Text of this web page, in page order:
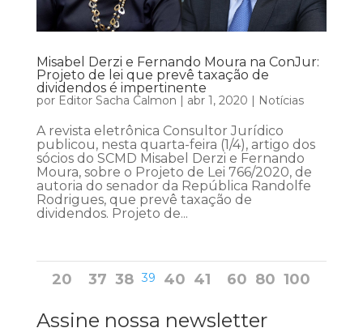
Misabel Derzi e Fernando Moura na ConJur:
Projeto de lei que prevê taxação de
dividendos é impertinente
por Editor Sacha Calmon | abr 1, 2020 | Notícias
A revista eletrônica Consultor Jurídico
publicou, nesta quarta-feira (1/4), artigo dos
sócios do SCMD Misabel Derzi e Fernando
Moura, sobre o Projeto de Lei 766/2020, de
autoria do senador da República Randolfe
Rodrigues, que prevê taxação de
dividendos. Projeto de...
20 37 38 39 40 41 60 80 100
Assine nossa newsletter